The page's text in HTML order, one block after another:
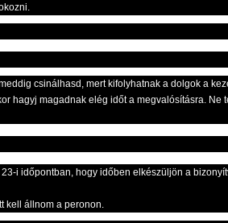
csinálhasd, mert kifolyhatnak a dolgok a
hagyj magadnak elég időt a megvalósításra. Ne
i időpontban, hogy időben elkészüljön a
kell állnom a peronon.